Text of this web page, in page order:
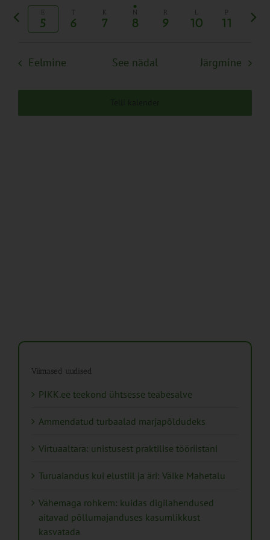
Views
Navigation
kuupäev.
E
5
T
6
K
7
N
8
R
9
L
10 11
Eelmine
nädal
Eelmine See nädal Järgmine
Viimased uudised
PIKK.ee teekond ühtsesse teabesalve
Ammendatud turbaalad marjapõldudeks
Virtuaaltara: unistusest praktilise tööriistani
Turuaiandus kui elustiil ja äri: Väike Mahetalu
Vähemaga rohkem: kuidas digilahendused
aitavad põllumajanduses kasumlikkust
kasvatada